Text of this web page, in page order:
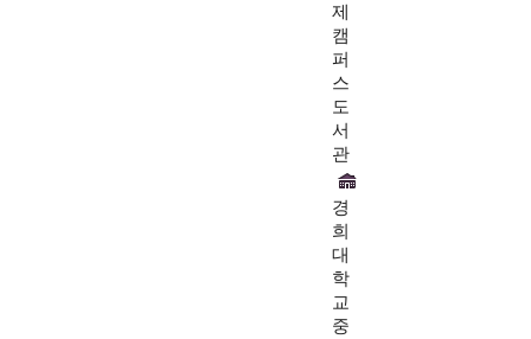
제
캠
퍼
스
도
서
관
경
희
대
학
교
중